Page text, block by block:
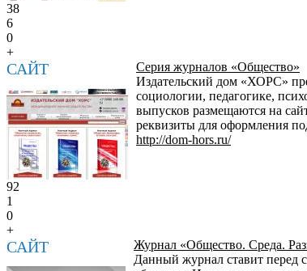
38
6
0
+
САЙТ
Серия журналов «Общество»
Издательский дом «ХОРС»
социологии, педагогике,
выпусков размещаются на
реквизиты для оформления
http://dom-hors.ru/
92
1
0
+
САЙТ
Журнал «Общество. Среда.
Данный журнал ставит перед